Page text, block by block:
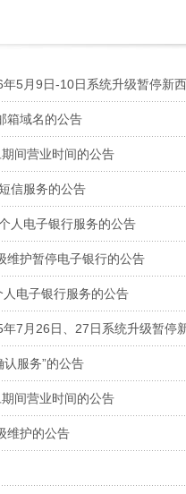
5月9日-10日系统升级暂停新
箱域名的公告
间营业时间的公告
信服务的公告
人电子银行服务的公告
维护暂停电子银行的公告
电子银行服务的公告
7月26日、27日系统升级暂停
服务”的公告
间营业时间的公告
维护的公告